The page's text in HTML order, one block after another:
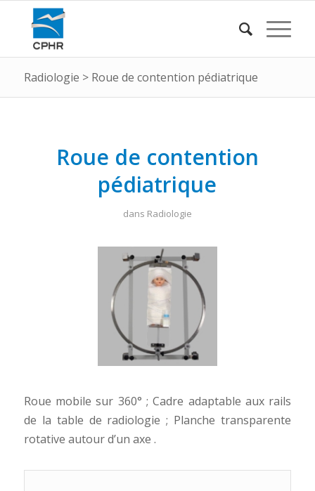
Radiologie > Roue de contention pédiatrique
Roue de contention
pédiatrique
dans Radiologie
Roue mobile sur 360° ; Cadre adaptable aux rails
de la table de radiologie ; Planche transparente
rotative autour d’un axe .